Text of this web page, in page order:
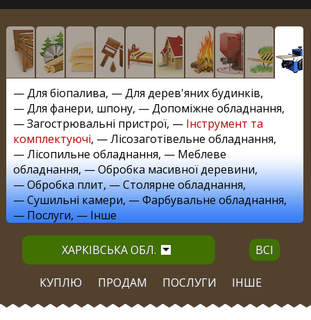
—Для біопалива, —Для дерев'яних будинків,
—Для фанери, шпону, —Допоміжне обладнання,
—Загострювальні пристрої, — Інструмент та
комплектуючі, —Лісозаготівельне обладнання,
—Лісопильне обладнання, — Меблеве
обладнання, —Обробка масивної деревини,
—Обробка плит, —Столярне обладнання,
—Сушильні камери, —Фарбувальне обладнання,
—Послуги, —Інше
ХАРКІВСЬКА ОБЛ. ВСІ
КУПЛЮ ПРОДАМ ПОСЛУГИ ІНШЕ